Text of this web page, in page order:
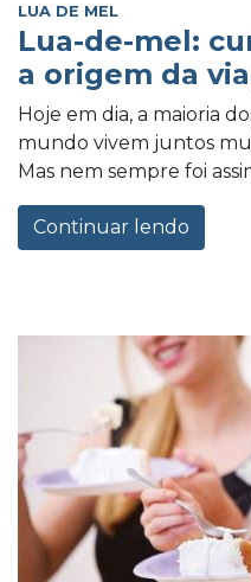
LUA DE MEL
Lua-de-mel:
a origem da
Hoje em dia, a maioria
mundo vivem juntos
Mas nem sempre foi
Continuar lendo